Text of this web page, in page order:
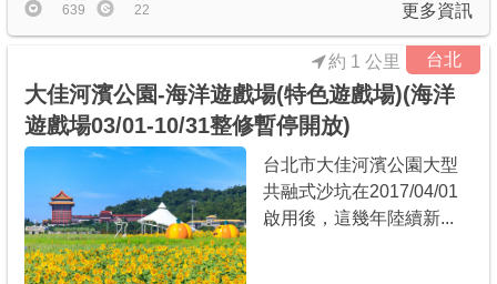
更多資訊
639 22
台北
約 1 公里
大佳河濱公園-海洋遊戲場(特色遊戲場)(海洋
遊戲場03/01-10/31整修暫停開放)
台北市大佳河濱公園大型
共融式沙坑在2017/04/01
啟用後，這幾年陸續新...